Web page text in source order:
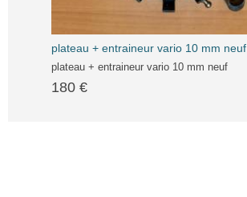
plateau + entraineur vario 10 mm neuf
plateau + entraineur vario 10 mm neuf
180 €